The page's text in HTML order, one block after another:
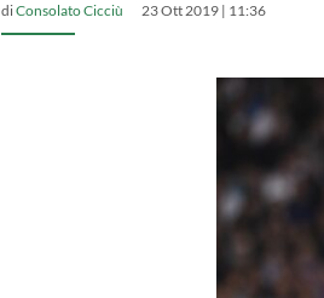
diConsolato Cicciù 23 Ott 2019 | 11:36